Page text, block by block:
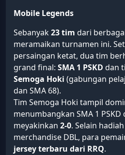
Mobile Legends
Sebanyak23 tim dari
meramaikan turnamen ini.
persaingan ketat, dua tim
grand final: SMA 1 PSKD dan
Semoga Hoki (gabungan
dan SMA 68).
Tim Semoga Hoki tampil
menumbangkan SMA 1
meyakinkan 2-0. Selain
merchandise DBL, para
jersey terbaru dari RRQ.